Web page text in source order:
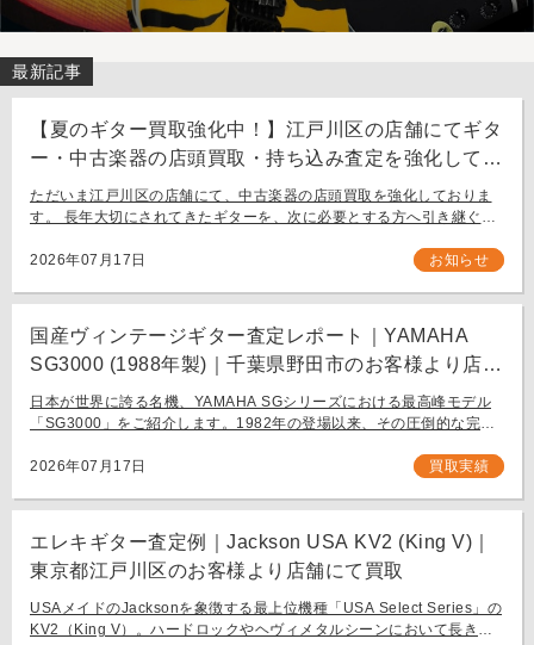
最新記事
【夏のギター買取強化中！】江戸川区の店舗にてギタ
ー・中古楽器の店頭買取・持ち込み査定を強化してお
ります。
ただいま江戸川区の店舗にて、中古楽器の店頭買取を強化しておりま
す。 長年大切にされてきたギターを、次に必要とする方へ引き継ぐお
ち込み査定も大歓迎です。
2026年07月17日 お知らせ
国産ヴィンテージギター査定レポート｜YAMAHA
SG3000 (1988年製)｜千葉県野田市のお客様より店舗
にて買取
日本が世界に誇る名機、YAMAHA SGシリーズにおける最高峰モデル
「SG3000」をご紹介します。1982年の登場以来、その圧倒的な完成
フラッグシップモデル […]
2026年07月17日 買取実績
エレキギター査定例｜Jackson USA KV2 (King V)｜
東京都江戸川区のお客様より店舗にて買取
USAメイドのJacksonを象徴する最上位機種「USA Select Series」の
KV2（King V）。ハードロックやヘヴィメタルシーンにおいて長きに